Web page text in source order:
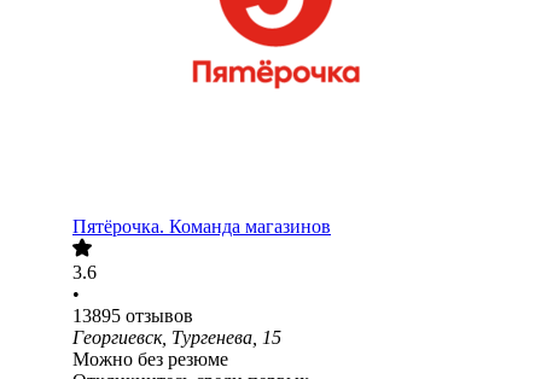
Пятёрочка. Команда магазинов
3.6
•
13895 отзывов
Георгиевск, Тургенева, 15
Можно без резюме